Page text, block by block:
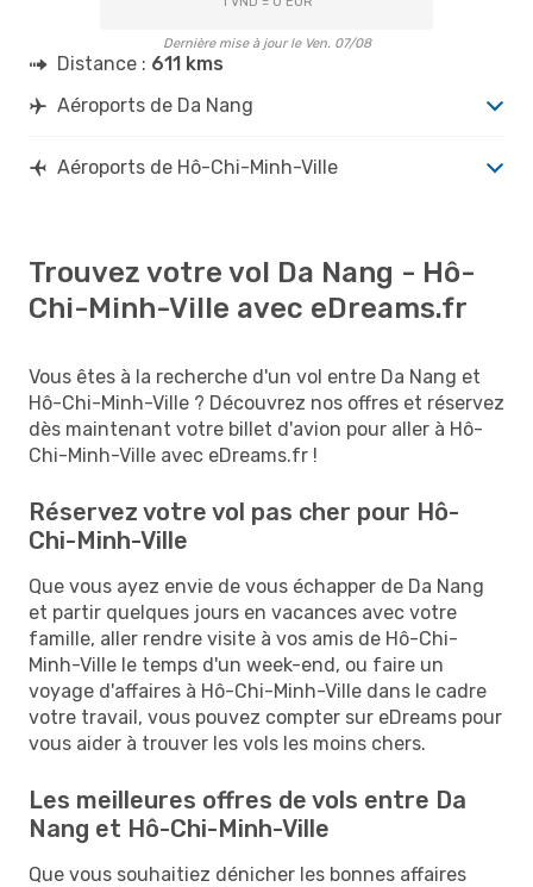
Dernière mise à jour le Ven. 07/08
Distance : 611 kms
Aéroports de Da Nang
Aéroports de Hô-Chi-Minh-Ville
Trouvez votre vol Da Nang - Hô-
Chi-Minh-Ville avec eDreams.fr
Vous êtes à la recherche d'un vol entre Da Nang et
Hô-Chi-Minh-Ville ? Découvrez nos offres et réservez
dès maintenant votre billet d'avion pour aller à Hô-
Chi-Minh-Ville avec eDreams.fr !
Réservez votre vol pas cher pour Hô-
Chi-Minh-Ville
Que vous ayez envie de vous échapper de Da Nang
et partir quelques jours en vacances avec votre
famille, aller rendre visite à vos amis de Hô-Chi-
Minh-Ville le temps d'un week-end, ou faire un
voyage d'affaires à Hô-Chi-Minh-Ville dans le cadre
votre travail, vous pouvez compter sur eDreams pour
vous aider à trouver les vols les moins chers.
Les meilleures offres de vols entre Da
Nang et Hô-Chi-Minh-Ville
Que vous souhaitiez dénicher les bonnes affaires